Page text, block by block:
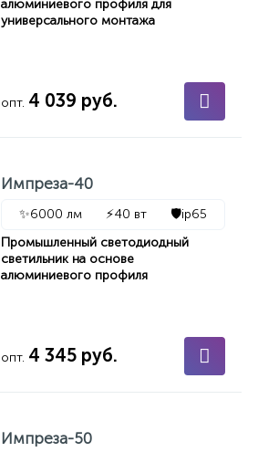
алюминиевого профиля для
универсального монтажа
опт. 4 039 руб.
Импреза-40
✨6000 лм ⚡40 вт 🛡️ip65
Промышленный светодиодный
светильник на основе
алюминиевого профиля
опт. 4 345 руб.
Импреза-50